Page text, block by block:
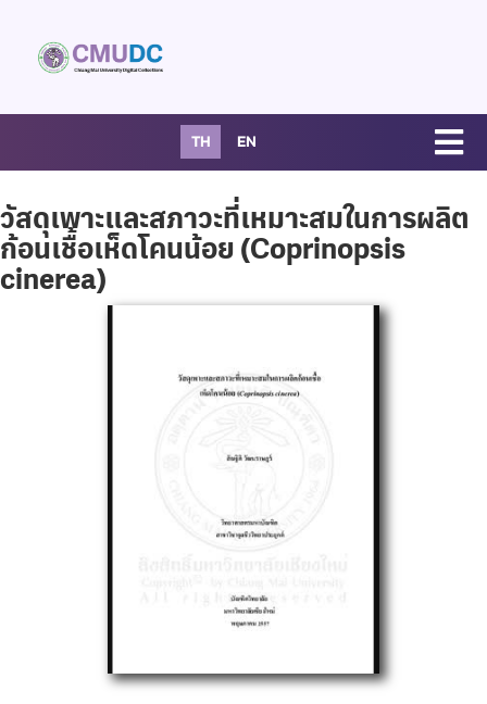
TH EN
วัสดุเพาะและสภาวะที่เหมาะสมในการผลิต
ก้อนเชื้อเห็ดโคนน้อย (Coprinopsis
cinerea)